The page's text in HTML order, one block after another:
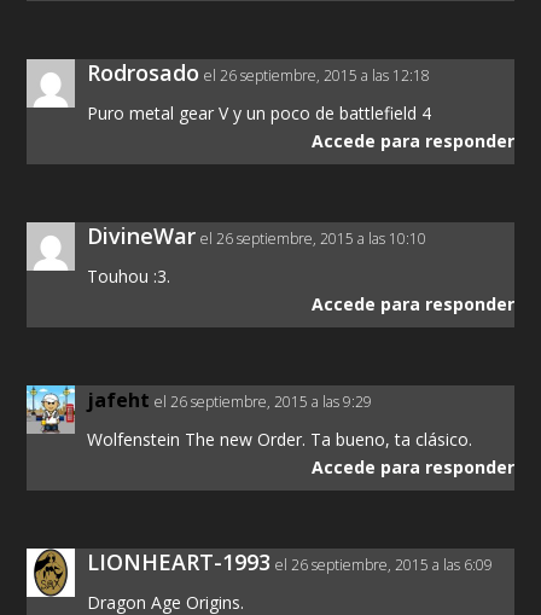
Rodrosado el 26 septiembre, 2015 a las 12:18
Puro metal gear V y un poco de battlefield 4
Accede para responder
DivineWar el 26 septiembre, 2015 a las 10:10
Touhou :3.
Accede para responder
jafeht el 26 septiembre, 2015 a las 9:29
Wolfenstein The new Order. Ta bueno, ta clásico.
Accede para responder
LIONHEART-1993 el 26 septiembre, 2015 a las 6:09
Dragon Age Origins.